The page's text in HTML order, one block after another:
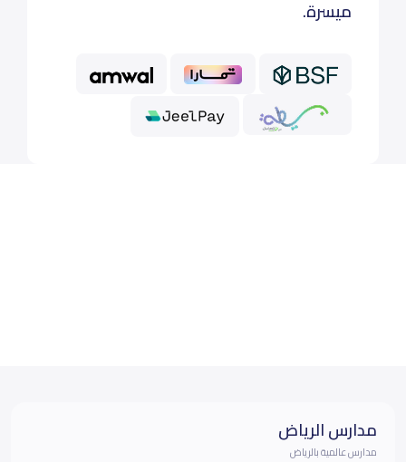
ميسرة.
مدارس الرياض
مدارس عالمية بالرياض